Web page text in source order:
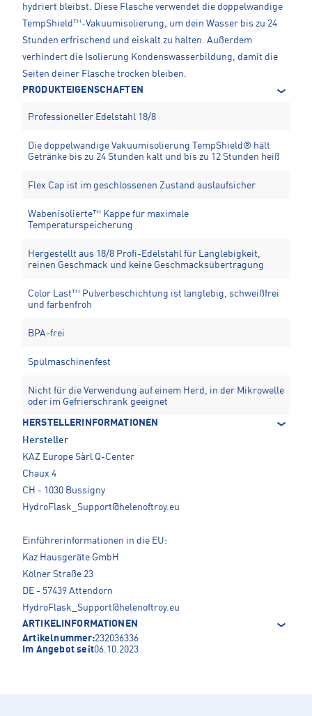
hydriert bleibst. Diese Flasche verwendet die doppelwandige
TempShield™-Vakuumisolierung, um dein Wasser bis zu 24
Stunden erfrischend und eiskalt zu halten. Außerdem
verhindert die Isolierung Kondenswasserbildung, damit die
Seiten deiner Flasche trocken bleiben.
PRODUKTEIGENSCHAFTEN
Professioneller Edelstahl 18/8
Die doppelwandige Vakuumisolierung TempShield®️ hält
Getränke bis zu 24 Stunden kalt und bis zu 12 Stunden heiß
Flex Cap ist im geschlossenen Zustand auslaufsicher
Wabenisolierte™️ Kappe für maximale
Temperaturspeicherung
Hergestellt aus 18/8 Profi-Edelstahl für Langlebigkeit,
reinen Geschmack und keine Geschmacksübertragung
Color Last™ Pulverbeschichtung ist langlebig, schweißfrei
und farbenfroh
BPA-frei
Spülmaschinenfest
Nicht für die Verwendung auf einem Herd, in der Mikrowelle
oder im Gefrierschrank geeignet
HERSTELLERINFORMATIONEN
Hersteller
KAZ Europe Sàrl Q-Center
Chaux 4
CH - 1030 Bussigny
HydroFlask_Support@helenoftroy.eu
Einführerinformationen in die EU:
Kaz Hausgeräte GmbH
Kölner Straße 23
DE - 57439 Attendorn
HydroFlask_Support@helenoftroy.eu
ARTIKELINFORMATIONEN
Artikelnummer:232036336
Im Angebot seit06.10.2023